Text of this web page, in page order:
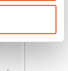
osobné